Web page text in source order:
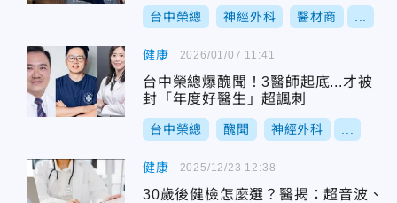
責？
台中榮總 神經外科 醫材商
健康
台中榮總爆醜聞！3醫師起底...才被
封「年度好醫生」超諷刺
台中榮總 醜聞 神經外科
2026/01/07 11:41
健康
30歲後健檢怎麼選？醫揭：超音波、
2025/12/23 12:38